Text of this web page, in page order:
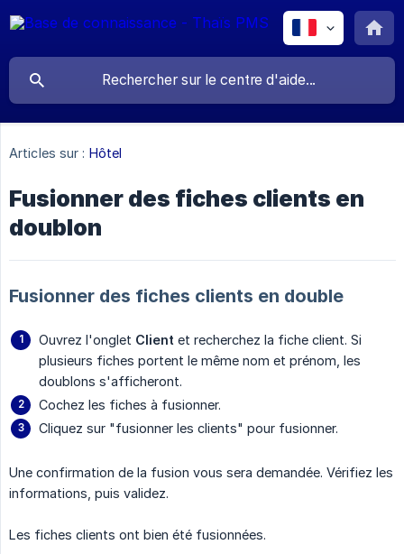
Articles sur : Hôtel
Fusionner des fiches clients en
doublon
Fusionner des fiches clients en double
Ouvrez l'onglet Client et recherchez la fiche client. Si
plusieurs fiches portent le même nom et prénom, les
doublons s'afficheront.
Cochez les fiches à fusionner.
Cliquez sur "fusionner les clients" pour fusionner.
Une confirmation de la fusion vous sera demandée. Vérifiez les
informations, puis validez.
Les fiches clients ont bien été fusionnées.